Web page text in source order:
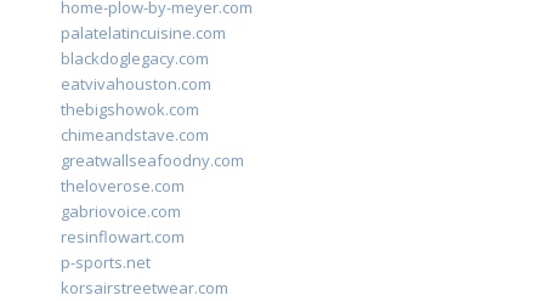
home-plow-by-meyer.com
palatelatincuisine.com
blackdoglegacy.com
eatvivahouston.com
thebigshowok.com
chimeandstave.com
greatwallseafoodny.com
theloverose.com
gabriovoice.com
resinflowart.com
p-sports.net
korsairstreetwear.com